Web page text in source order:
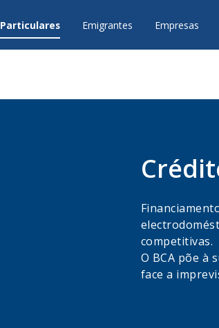
Particulares Emigrantes Empresas
competitivas.
O BCA põe à
face a